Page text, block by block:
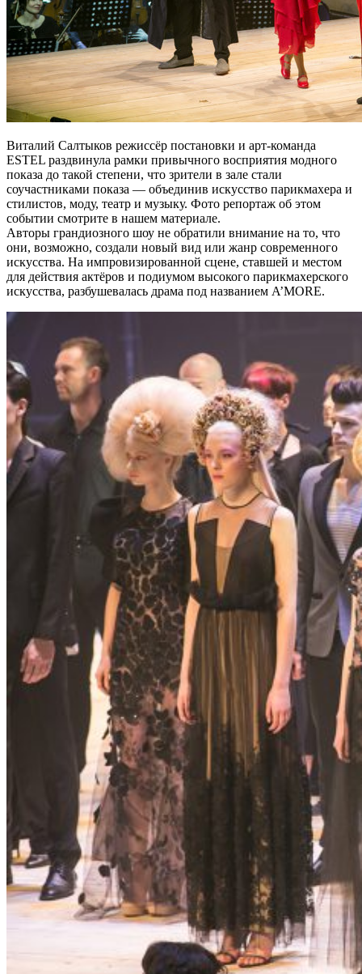
Виталий Салтыков режиссёр постановки и арт-команда
ESTEL раздвинула рамки привычного восприятия модного
показа до такой степени, что зрители в зале стали
соучастниками показа — объединив искусство парикмахера и
стилистов, моду, театр и музыку. Фото репортаж об этом
событии смотрите в нашем материале.
Авторы грандиозного шоу не обратили внимание на то, что
они, возможно, создали новый вид или жанр современного
искусства. На импровизированной сцене, ставшей и местом
для действия актёров и подиумом высокого парикмахерского
искусства, разбушевалась драма под названием A’MORE.